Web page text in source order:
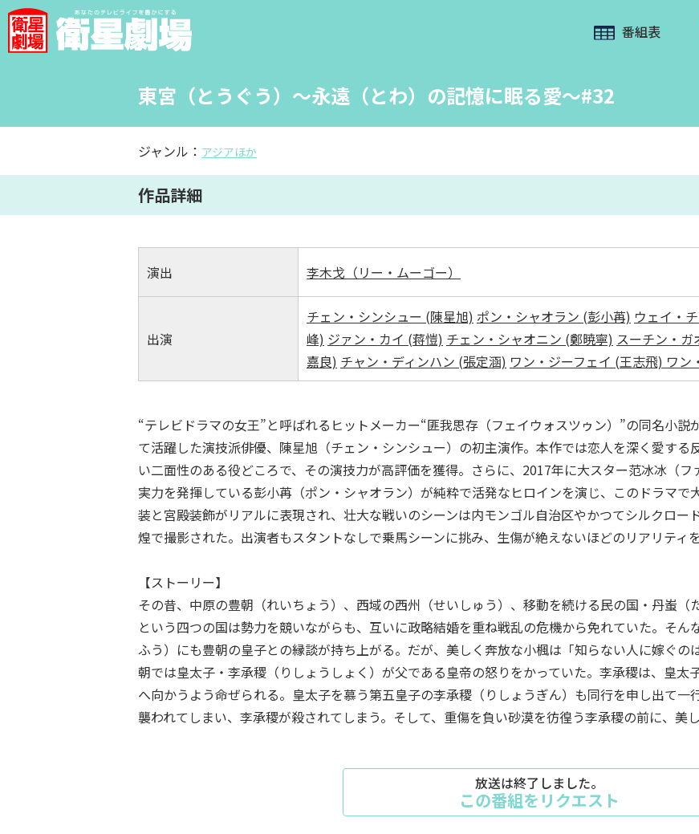
番組表
東宮（とうぐう）～永遠（とわ）の記憶に眠る愛～#32
ジャンル： アジアほか
作品詳細
演出 李木戈（リー・ムーゴー）
出演
チェン・シンシュー (陳星旭) ポン・シャオラン (彭小苒) ウェイ・
峰) ジァン・カイ (蒋愷) チェン・シャオニン (鄭暁寧) スーチン・ガ
嘉良) チャン・ディンハン (張定涵) ワン・ジーフェイ (王志飛) ワン
“テレビドラマの女王”と呼ばれるヒットメーカー“匪我思存（フェイウォスツゥン）”の同名小
て活躍した演技派俳優、陳星旭（チェン・シンシュー）の初主演作。本作では恋人を深く愛する
い二面性のある役どころで、その演技力が高評価を獲得。さらに、2017年に大スター范冰冰（
実力を発揮している彭小苒（ポン・シャオラン）が純粋で活発なヒロインを演じ、このドラマで
装と宮殿装飾がリアルに表現され、壮大な戦いのシーンは内モンゴル自治区やかつてシルクロー
煌で撮影された。出演者もスタントなしで乗馬シーンに挑み、生傷が絶えないほどのリアリティ
【ストーリー】
その昔、中原の豊朝（れいちょう）、西域の西州（せいしゅう）、移動を続ける民の国・丹蚩（
という四つの国は勢力を競いながらも、互いに政略結婚を重ね戦乱の危機から免れていた。そん
ふう）にも豊朝の皇子との縁談が持ち上がる。だが、美しく奔放な小楓は「知らない人に嫁ぐの
朝では皇太子・李承稷（りしょうしょく）が父である皇帝の怒りをかっていた。李承稷は、皇太
へ向かうよう命ぜられる。皇太子を慕う第五皇子の李承稷（りしょうぎん）も同行を申し出て一
襲われてしまい、李承稷が殺されてしまう。そして、重傷を負い砂漠を彷徨う李承稷の前に、美
放送は終了しました。
この番組をリクエスト